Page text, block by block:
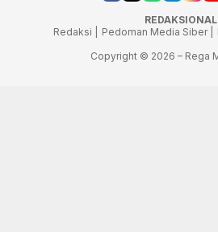
REDAKSIONAL
Redaksi |
Pedoman Media Siber |
Copyright © 2026 – Rega